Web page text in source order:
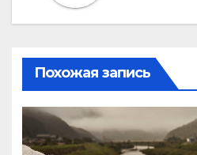
Похожая запись